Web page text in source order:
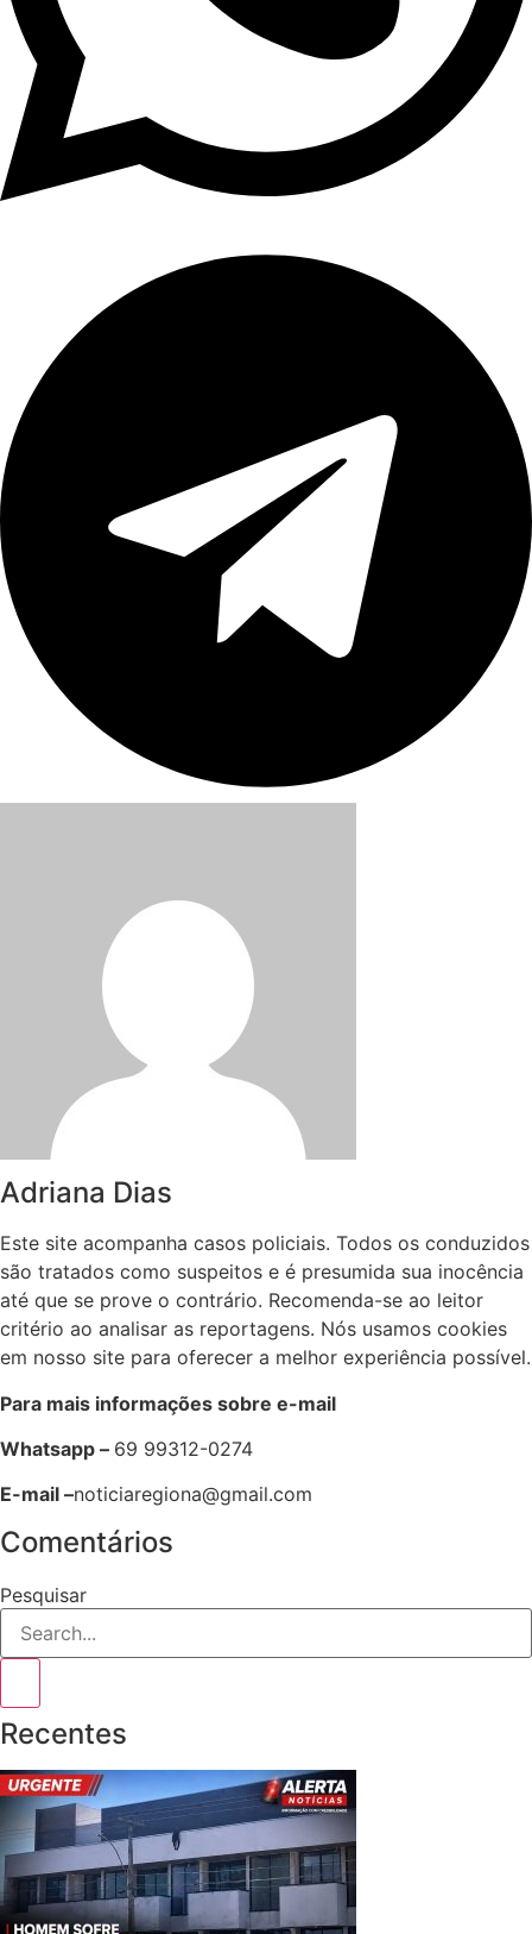
Adriana Dias
Este site acompanha casos policiais. Todos os conduzidos
são tratados como suspeitos e é presumida sua inocência
até que se prove o contrário. Recomenda-se ao leitor
critério ao analisar as reportagens. Nós usamos cookies
em nosso site para oferecer a melhor experiência possível.
Para mais informações sobre e-mail
Whatsapp – 69 99312-0274
E-mail –noticiaregiona@gmail.com
Comentários
Pesquisar
Recentes